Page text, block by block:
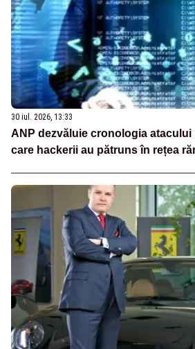
30 iul. 2026, 13:33
ANP dezvăluie cronologia
care hackerii au pătruns în rețea